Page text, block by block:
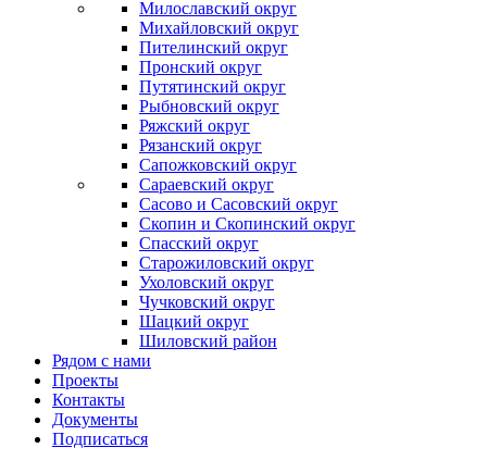
Милославский округ
Михайловский округ
Пителинский округ
Пронский округ
Путятинский округ
Рыбновский округ
Ряжский округ
Рязанский округ
Сапожковский округ
Сараевский округ
Сасово и Сасовский округ
Скопин и Скопинский округ
Спасский округ
Старожиловский округ
Ухоловский округ
Чучковский округ
Шацкий округ
Шиловский район
Рядом с нами
Проекты
Контакты
Документы
Подписаться